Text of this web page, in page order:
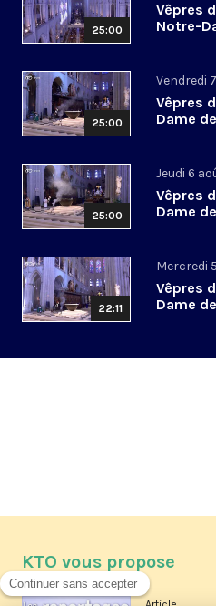
25:00
Vêpres
Notre-
25:00
Vendredi
Vêpres
Dame
25:00
Jeudi 6
Vêpres
Dame
22:11
Mercredi
Vêpres
Dame
KTO vous propose
Article